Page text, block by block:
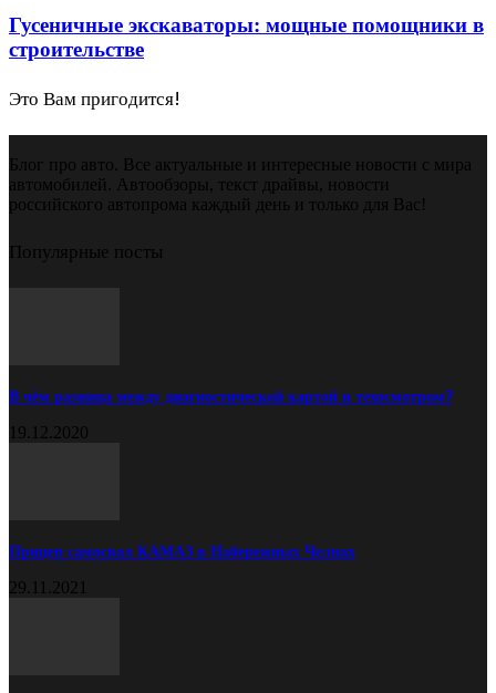
Гусеничные экскаваторы: мощные помощники в
строительстве
Это Вам пригодится!
Блог про авто. Все актуальные и интересные новости с мира
автомобилей. Автообзоры, текст драйвы, новости
российского автопрома каждый день и только для Вас!
Популярные посты
В чём разница между диагностической картой и техосмотром?
19.12.2020
Прицеп самосвал КАМАЗ в Набережных Челнах
29.11.2021